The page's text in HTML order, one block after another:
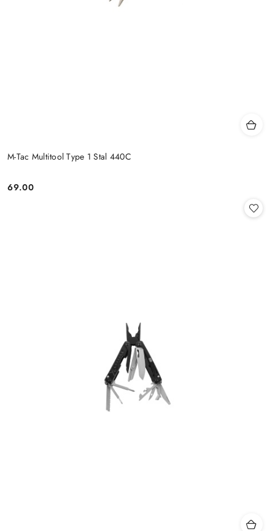
M-Tac Multitool Type 1 Stal 440C
Cena:
69.00